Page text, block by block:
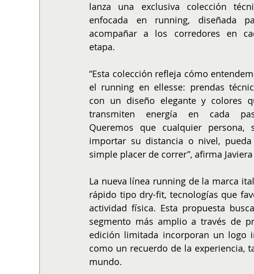
lanza una exclusiva colección
enfocada en running, diseñada
acompañar a los corredores en
etapa.
“Esta colección refleja cómo
el running en ellesse: prendas
con un diseño elegante y colores
transmiten energía en cada
Queremos que cualquier persona,
importar su distancia o nivel,
simple placer de correr”, afirma
La nueva línea running de la marca
rápido tipo dry-fit, tecnologías que
actividad física. Esta propuesta
segmento más amplio a través de
edición limitada incorporan un logo
como un recuerdo de la experiencia,
mundo.